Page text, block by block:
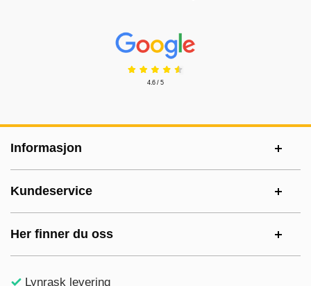
Prisjakt Vurdering: 4.6 Stjerne
4.6 / 5
Informasjon
Kundeservice
Her finner du oss
Lynrask levering